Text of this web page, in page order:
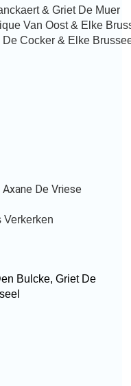
& Griet De Muer
Van Oost & Elke
De Cocker & Elke
Axane De Vriese
Verkerken
Bulcke, Griet De